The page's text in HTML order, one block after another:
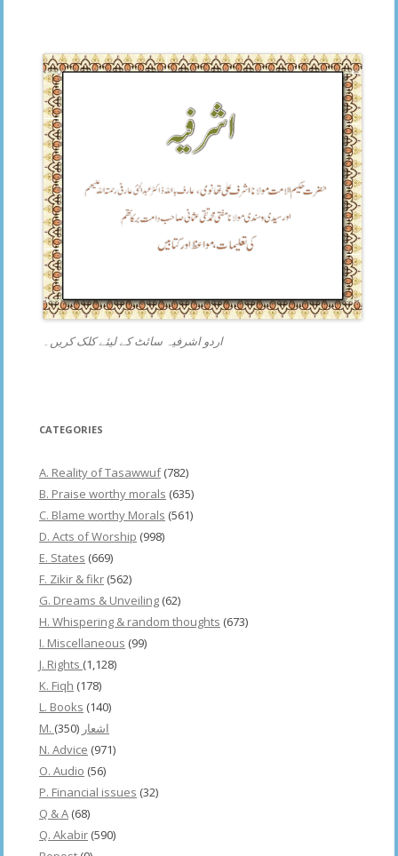
اردو اشرفیہ سائٹ کے لیئے کلک کریں۔
CATEGORIES
A. Reality of Tasawwuf(782)
B. Praise worthy morals (635)
C. Blame worthy Morals (561)
D. Acts of Worship (998)
E. States (669)
F. Zikir & fikr (562)
G. Dreams & Unveiling (62)
H. Whispering & random thoughts (673)
I. Miscellaneous (99)
J. Rights (1,128)
K. Fiqh (178)
L. Books (140)
M. اشعار (350)
N. Advice (971)
O. Audio (56)
P. Financial issues (32)
Q & A (68)
Q. Akabir (590)